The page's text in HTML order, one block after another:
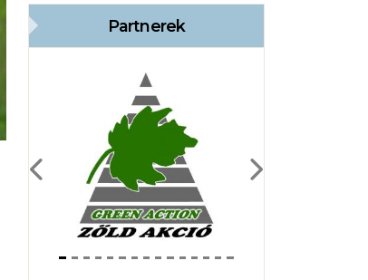
Partnerek
Previous Next